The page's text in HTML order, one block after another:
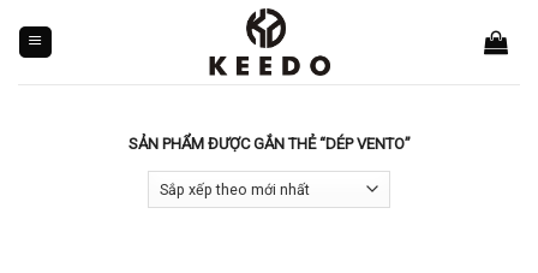
content
SẢN PHẨM ĐƯỢC GẮN THẺ “DÉP VENTO”